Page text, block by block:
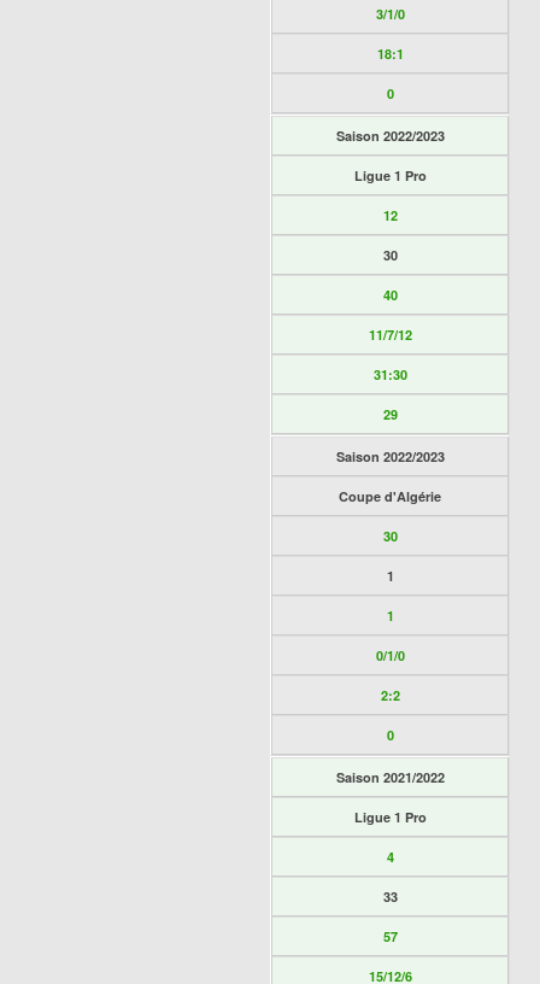
3/1/0
18:1
0
Saison 2022/2023
Ligue 1 Pro
12
30
40
11/7/12
31:30
29
Saison 2022/2023
Coupe d'Algérie
30
1
1
0/1/0
2:2
0
Saison 2021/2022
Ligue 1 Pro
4
33
57
15/12/6